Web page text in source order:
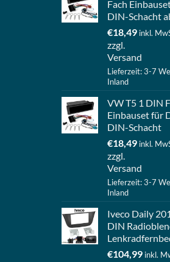
Fach
DIN-Schacht
€18,49 inkl.
zzgl.
Versand
Lieferzeit: 3-7
Inland
VW T5 1 DIN
Einbauset für
DIN-Schacht
€18,49 inkl.
zzgl.
Versand
Lieferzeit: 3-7
Inland
Iveco Daily
DIN
€104,99 inkl.